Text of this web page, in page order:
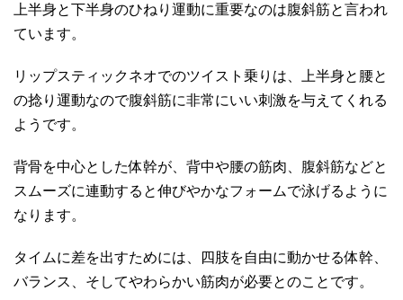
上半身と下半身のひねり運動に重要なのは腹斜筋と言われ
ています。
リップスティックネオでのツイスト乗りは、上半身と腰と
の捻り運動なので腹斜筋に非常にいい刺激を与えてくれる
ようです。
背骨を中心とした体幹が、背中や腰の筋肉、腹斜筋などと
スムーズに連動すると伸びやかなフォームで泳げるように
なります。
タイムに差を出すためには、四肢を自由に動かせる体幹、
バランス、そしてやわらかい筋肉が必要とのことです。